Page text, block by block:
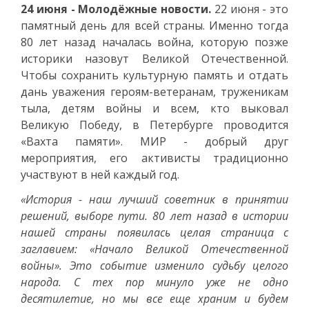
24 июня - Молодёжные новости. 22 июня - это
памятный день для всей страны. Именно тогда
80 лет назад началась война, которую позже
историки назовут Великой Отечественной.
Чтобы сохранить культурную память и отдать
дань уважения героям-ветеранам, труженикам
тыла, детям войны и всем, кто выковал
Великую Победу, в Петербурге проводится
«Вахта памяти». МИР - добрый друг
мероприятия, его активисты традиционно
участвуют в ней каждый год.
«История - наш лучший советник в принятии
решений, выборе пути. 80 лет назад в истории
нашей страны появилась целая страница с
заглавием: «Начало Великой Отечественной
войны». Это событие изменило судьбу целого
народа. С тех пор минуло уже не одно
десятилетие, но мы все еще храним и будем